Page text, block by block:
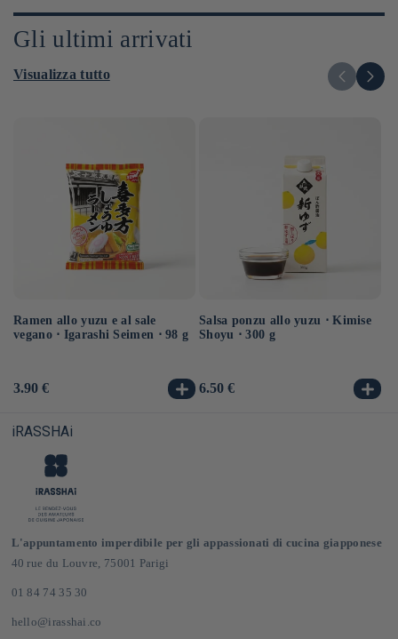
Gli ultimi arrivati
Visualizza tutto
Ramen allo yuzu e al sale
vegano ⋅ Igarashi Seimen ⋅ 98 g
Prezzo
3.90 €
Salsa ponzu allo yuzu ⋅ Kimise
Shoyu ⋅ 300 g
Prezzo
6.50 €
iRASSHAi
L'appuntamento imperdibile per gli appassionati di cucina giapponese
40 rue du Louvre, 75001 Parigi
01 84 74 35 30
hello@irasshai.co